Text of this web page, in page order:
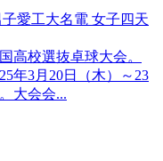
愛工大名電 女子四天
高校選抜卓球大会。
年3月20日（木）～23
大会会...